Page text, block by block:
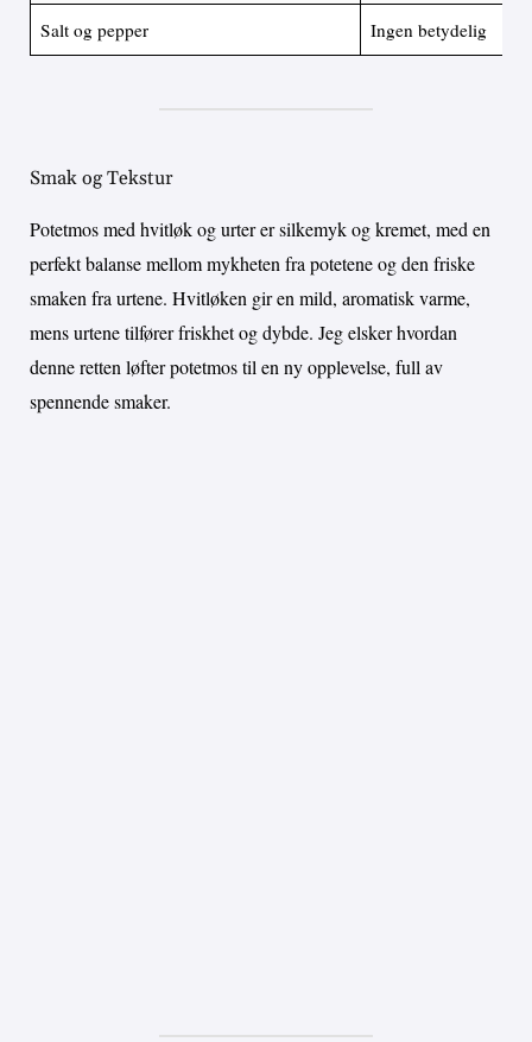
Salt og pepper Ingen betydelig
Smak og Tekstur
Potetmos med hvitløk og urter er silkemyk og kremet, med en
perfekt balanse mellom mykheten fra potetene og den friske
smaken fra urtene. Hvitløken gir en mild, aromatisk varme,
mens urtene tilfører friskhet og dybde. Jeg elsker hvordan
denne retten løfter potetmos til en ny opplevelse, full av
spennende smaker.